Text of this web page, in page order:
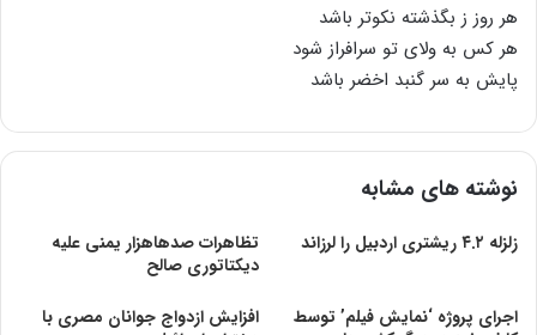
هر روز ز بگذشته نکوتر باشد
هر کس به ولای تو سرافراز شود
پایش به سر گنبد اخضر باشد
نوشته های مشابه
زلزله ۴.۲ ریشتری اردبیل را لرزاند
تظاهرات صدهاهزار یمنی علیه
دیکتاتوری صالح
اجرای پروژه ‘نمایش فیلم’ توسط
افزایش ازدواج جوانان مصری با